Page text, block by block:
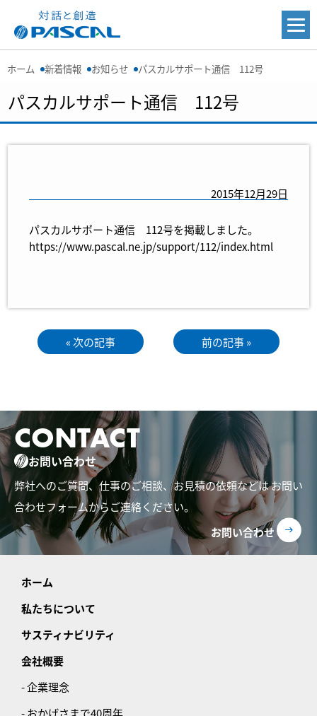
ホーム 新着情報 お知らせ パスカルサポート通信 112号
パスカルサポート通信 112号
2015年12月29日
パスカルサポート通信 112号を掲載しました。
https://www.pascal.ne.jp/support/112/index.html
« 次の記事 前の記事 »
CONTACT
お問い合わせ
弊社へのご質問、仕事のご相談、お見積の依頼などはお問い
合わせフォームからご連絡ください。
お問い合わせ
ホーム
私たちについて
サスティナビリティ
会社概要
- 企業理念
- おかげさまで40周年